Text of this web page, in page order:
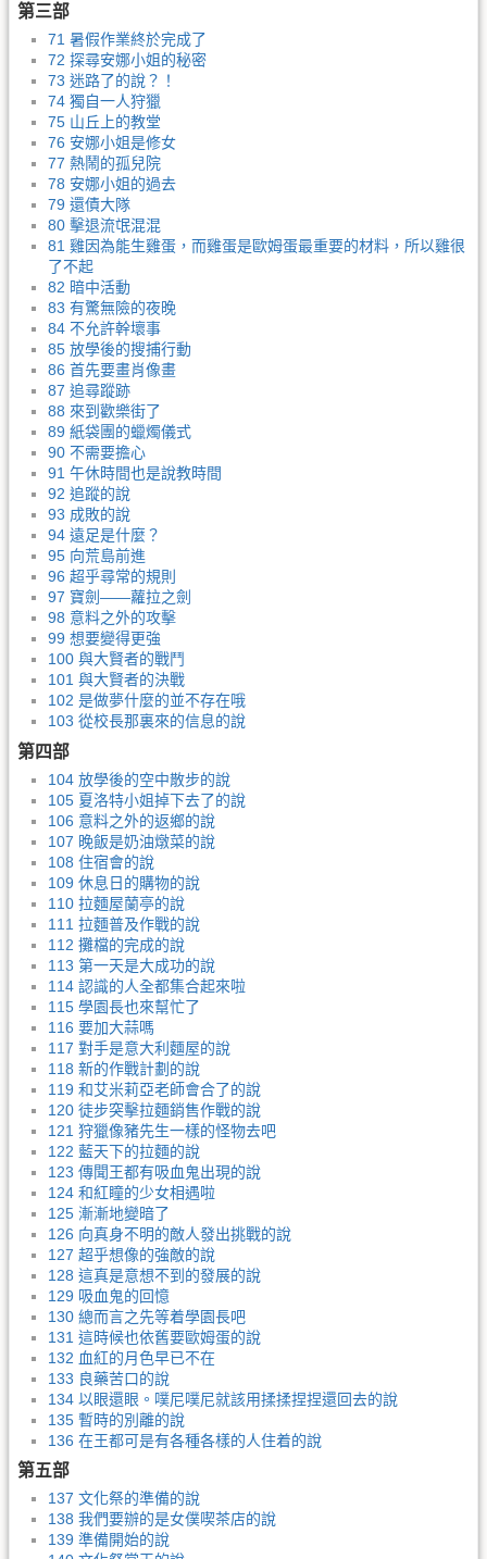
第三部
71 暑假作業終於完成了
72 探尋安娜小姐的秘密
73 迷路了的說？！
74 獨自一人狩獵
75 山丘上的教堂
76 安娜小姐是修女
77 熱鬧的孤兒院
78 安娜小姐的過去
79 還債大隊
80 擊退流氓混混
81 雞因為能生雞蛋，而雞蛋是歐姆蛋最重要的材料，所以雞很
了不起
82 暗中活動
83 有驚無險的夜晚
84 不允許幹壞事
85 放學後的搜捕行動
86 首先要畫肖像畫
87 追尋蹤跡
88 來到歡樂街了
89 紙袋團的蠟燭儀式
90 不需要擔心
91 午休時間也是說教時間
92 追蹤的說
93 成敗的說
94 遠足是什麼？
95 向荒島前進
96 超乎尋常的規則
97 寶劍——蘿拉之劍
98 意料之外的攻擊
99 想要變得更強
100 與大賢者的戰鬥
101 與大賢者的決戰
102 是做夢什麼的並不存在哦
103 從校長那裏來的信息的說
第四部
104 放學後的空中散步的說
105 夏洛特小姐掉下去了的說
106 意料之外的返鄉的說
107 晚飯是奶油燉菜的說
108 住宿會的說
109 休息日的購物的說
110 拉麵屋蘭亭的說
111 拉麵普及作戰的說
112 攤檔的完成的說
113 第一天是大成功的說
114 認識的人全都集合起來啦
115 學園長也來幫忙了
116 要加大蒜嗎
117 對手是意大利麵屋的說
118 新的作戰計劃的說
119 和艾米莉亞老師會合了的說
120 徒步突擊拉麵銷售作戰的說
121 狩獵像豬先生一樣的怪物去吧
122 藍天下的拉麵的說
123 傳聞王都有吸血鬼出現的說
124 和紅瞳的少女相遇啦
125 漸漸地變暗了
126 向真身不明的敵人發出挑戰的說
127 超乎想像的強敵的說
128 這真是意想不到的發展的說
129 吸血鬼的回憶
130 總而言之先等着學園長吧
131 這時候也依舊要歐姆蛋的說
132 血紅的月色早已不在
133 良藥苦口的說
134 以眼還眼。噗尼噗尼就該用揉揉捏捏還回去的說
135 暫時的別離的說
136 在王都可是有各種各樣的人住着的說
第五部
137 文化祭的準備的說
138 我們要辦的是女僕喫茶店的說
139 準備開始的說